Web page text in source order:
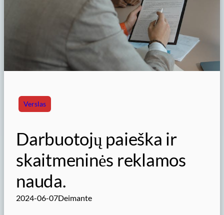
Verslas
Darbuotojų paieška ir
skaitmeninės reklamos
nauda.
2024-06-07Deimante